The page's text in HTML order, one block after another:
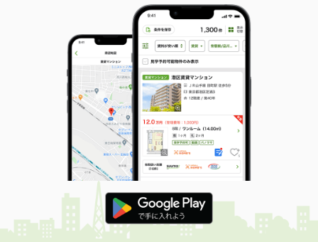
山口県下松市瑞穂町３丁目
40.29m²
間取り
1LDK
山口県山口市矢原
価 格
4.10万円
住 所
山口県山口市矢原
専有面積 23.61m²
間取り
1K
山口県岩国市南岩国町４
価 格
5.50万円
住 所
山口県岩国市南岩国町４
専有面積